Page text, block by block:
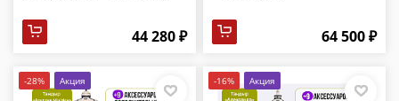
44 280 ₽ 64 500 ₽
-28% Акция -16% Акция